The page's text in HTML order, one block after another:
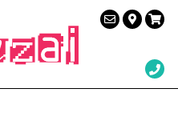
en Barcelona – Servicios a la